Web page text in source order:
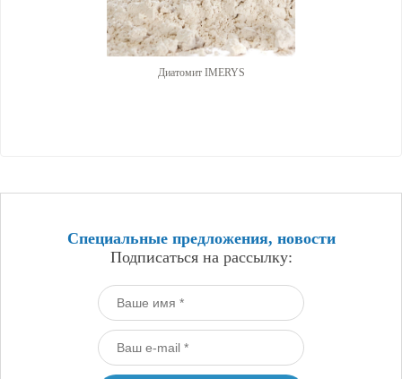
Диатомит IMERYS
Специальные предложения, новости
Подписаться на рассылку: